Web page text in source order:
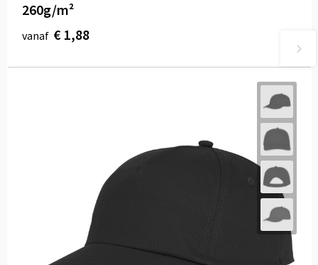
260g/m²
vanaf € 1,88